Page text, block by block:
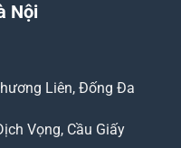
Nội
Liên, Đống Đa
Vọng, Cầu Giấy